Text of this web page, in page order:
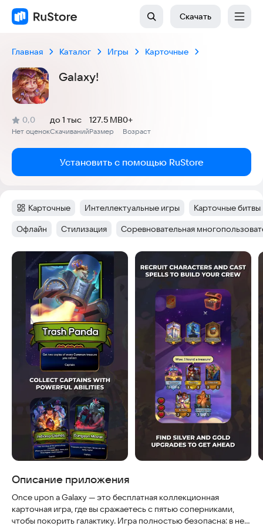
Скачать
Главная Каталог Игры Карточные
Galaxy!
Рейтинг:
0,0
(
Нет оценок
)
Скачиваний
до 1 тыс
Размер
127.5 MB
Возраст
0+
Установить с помощью RuStore
Категория:
Карточные Тег:
Интеллектуальные игры Тег:
Карточные битвы
Тег:
Офлайн Тег:
Стилизация Тег:
Соревновательная
Скриншоты
Описание приложения
Once upon a Galaxy — это бесплатная коллекционная
карточная игра, где вы сражаетесь с пятью соперниками,
чтобы покорить галактику. Игра полностью безопасна: в ней